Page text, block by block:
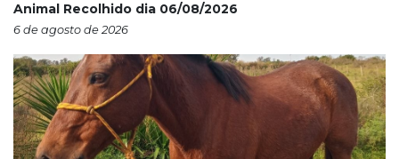
Animal Recolhido dia 06/08/2026
6 de agosto de 2026